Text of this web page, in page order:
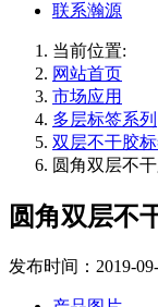
联系瀚源
当前位置:
网站首页
市场应用
多层标签系列
双层不干胶标
圆角双层不
圆角双层不
发布时间：2019-